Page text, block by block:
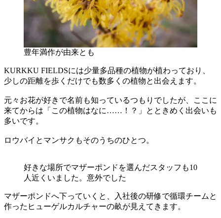
豊年満作が由来とも
KURKKU FIELDSには少量多品種の植物が植わっており、
少しの距離を歩くだけでも数多くの植物と出会えます。
元々お花が好きで名前も知っているつもりでしたが、ここに
来てからは「この植物はなに……！？」とときめく出会いも
多いです。
ロウバイとマンサクもそのうちのひとつ。
好きな場所でマザーポンドを選んだスタッフも10
人近くいました。意外でした
マザーポンドへ下っていくと、入社後の研修で循環チームと
作ったヒューゲルカルチャーの畝が見えてきます。